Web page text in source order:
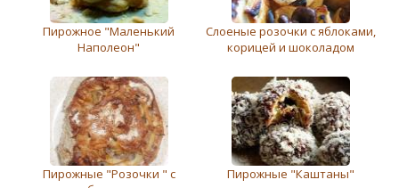
Пирожное "Маленький
Наполеон"
Слоеные розочки с яблоками,
корицей и шоколадом
Пирожные "Розочки " с
Пирожные "Каштаны"